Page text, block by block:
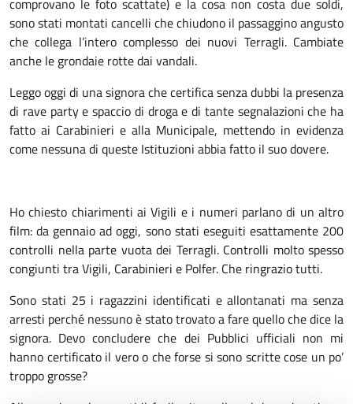
comprovano le foto scattate) e la cosa non costa due soldi,
sono stati montati cancelli che chiudono il passaggino angusto
che collega l’intero complesso dei nuovi Terragli. Cambiate
anche le grondaie rotte dai vandali.
Leggo oggi di una signora che certifica senza dubbi la presenza
di rave party e spaccio di droga e di tante segnalazioni che ha
fatto ai Carabinieri e alla Municipale, mettendo in evidenza
come nessuna di queste Istituzioni abbia fatto il suo dovere.
Ho chiesto chiarimenti ai Vigili e i numeri parlano di un altro
film: da gennaio ad oggi, sono stati eseguiti esattamente 200
controlli nella parte vuota dei Terragli. Controlli molto spesso
congiunti tra Vigili, Carabinieri e Polfer. Che ringrazio tutti.
Sono stati 25 i ragazzini identificati e allontanati ma senza
arresti perché nessuno è stato trovato a fare quello che dice la
signora. Devo concludere che dei Pubblici ufficiali non mi
hanno certificato il vero o che forse si sono scritte cose un po’
troppo grosse?